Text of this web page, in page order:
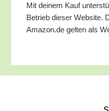
Mit dei­nem Kauf
Betrieb die­ser Web­site.
Amazon.de gel­ten als